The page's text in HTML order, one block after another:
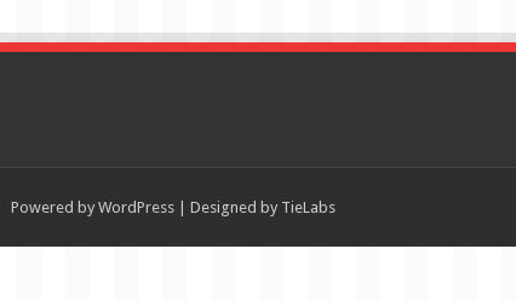
Powered by WordPress| Designed by TieLabs